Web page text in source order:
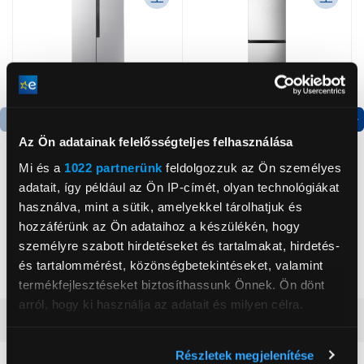
Az Ön adatainak felelősségteljes felhasználása
Mi és a 1022 partnerünk feldolgozzuk az Ön személyes
adatait, így például az Ön IP-címét, olyan technológiákat
használva, mint a sütik, amelyekkel tárolhatjuk és
hozzáférünk az Ön adataihoz a készülékén, hogy
személyre szabott hirdetéseket és tartalmakat, hirdetés-
és tartalommérést, közönségbetekintéseket, valamint
termékfejlesztéseket biztosíthassunk Önnek. Ön dönt
arról, hogy ki használja az adatait és milyen célra.
Részletek megjelenítése
Termék adatlap
Gorenje NRS8182KX Side
by side hűtőszekrény
199 999 Ft
Termék adatlap
Gorenje RK14DPS4
Alulfagyasztós
kombinált hűtőszekrény
124 999 Ft